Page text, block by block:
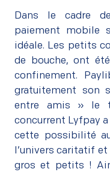
Dans le cadre
paiement mobile
idéale. Les petits
de bouche, ont
confinement.
gratuitement son
entre amis » le
concurrent Lyfpay
cette possibilité
l’univers caritatif
gros et petits !